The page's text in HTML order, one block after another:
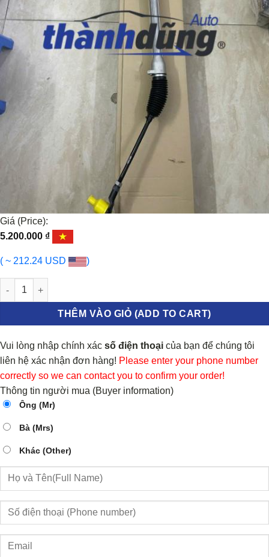
Giá (Price):
5.200.000 ₫
( ~ 212.24 USD )
THƯỚC LÁI KIA RONDO 2014 | 56500A4005 số lượng
THÊM VÀO GIỎ (ADD TO CART)
Vui lòng nhập chính xác số điện thoại của bạn để chúng tôi
liên hệ xác nhận đơn hàng! Please enter your phone number
correctly so we can contact you to confirm your order!
Thông tin người mua (Buyer information)
Ông (Mr)
Bà (Mrs)
Khác (Other)